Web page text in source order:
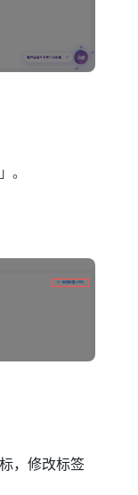
。
，修改标签